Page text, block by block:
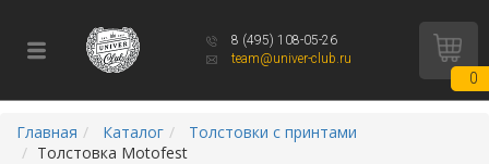
8 (495) 108-05-26
team@univer-club.ru
0
Главная Каталог
Толстовки с принтами
Толстовка Motofest